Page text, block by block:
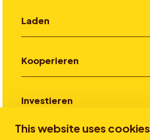
This website uses cookies
Laden
Kooperieren
Investieren